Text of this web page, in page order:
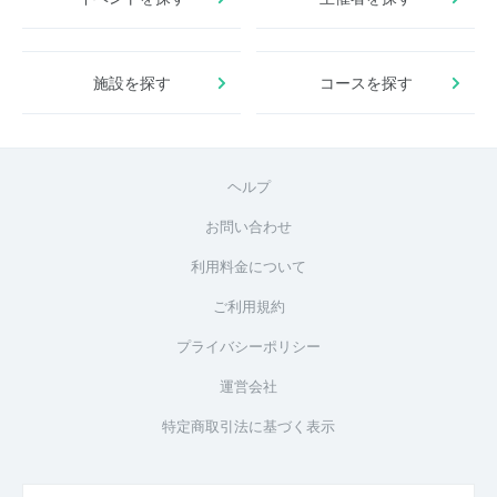
施設を探す コースを探す
ヘルプ
お問い合わせ
利用料金について
ご利用規約
プライバシーポリシー
運営会社
特定商取引法に基づく表示